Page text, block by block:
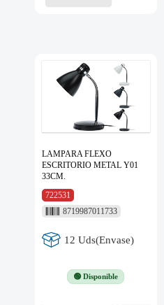
LAMPARA FLEXO
ESCRITORIO METAL Y01
33CM.
722531
8719987011733
12 Uds(Envase)
🟢 Disponible